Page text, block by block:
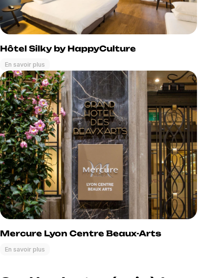
Hôtel Silky by HappyCulture
En savoir plus
Mercure Lyon Centre Beaux-Arts
En savoir plus